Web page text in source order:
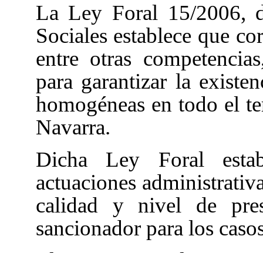
La Ley Foral 15/2006,
Sociales establece que
entre otras
para garantizar la
homogéneas en todo el
Navarra.
Dicha Ley Foral
actuaciones
calidad y nivel de
sancionador para los